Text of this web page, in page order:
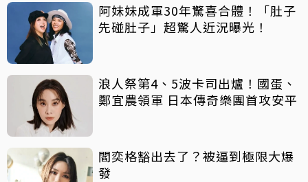
阿妹妹成軍30年驚喜合體！「肚子
先碰肚子」超驚人近況曝光！
浪人祭第4、5波卡司出爐！國蛋、
鄭宜農領軍 日本傳奇樂團首攻安平
閻奕格豁出去了？被逼到極限大爆
發